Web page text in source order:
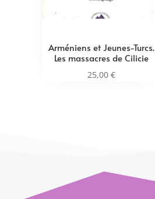
Arméniens et Jeunes-Turcs.
Les massacres de Cilicie
25,00 €